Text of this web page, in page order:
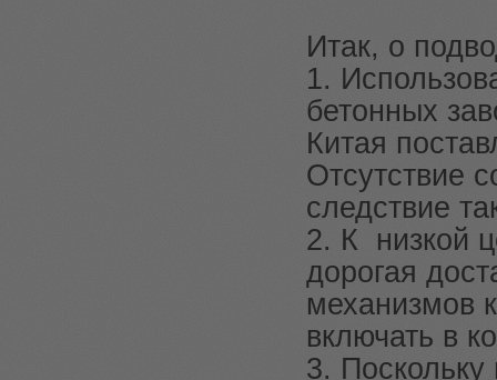
Итак, о
1.
бетонных
Китая
Отсутствие
следствие
2. К низкой
дорогая
механизмов
включать в
3.